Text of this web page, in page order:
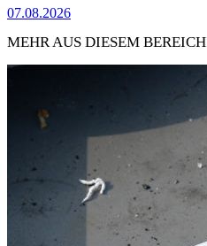
07.08.2026
MEHR AUS DIESEM BEREICH